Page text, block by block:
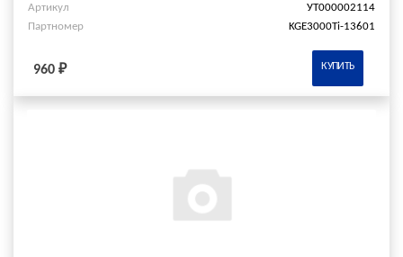
Артикул
УТ000002114
Партномер
KGE3000Ti-13601
960 ₽ КУПИТЬ